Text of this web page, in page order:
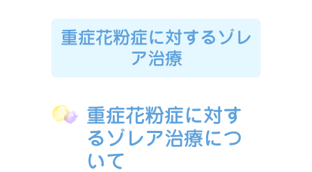
重症花粉症に対するゾレ
ア治療
重症花粉症に対す
るゾレア治療につ
いて